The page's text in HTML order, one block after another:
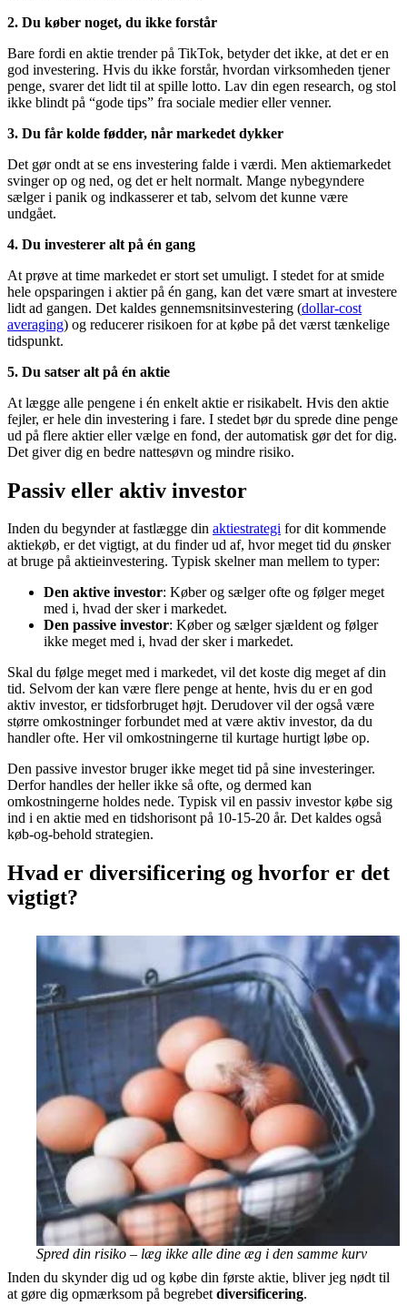
2. Du køber noget, du ikke forstår
Bare fordi en aktie trender på TikTok, betyder det ikke, at det er en
god investering. Hvis du ikke forstår, hvordan virksomheden tjener
penge, svarer det lidt til at spille lotto. Lav din egen research, og stol
ikke blindt på “gode tips” fra sociale medier eller venner.
3. Du får kolde fødder, når markedet dykker
Det gør ondt at se ens investering falde i værdi. Men aktiemarkedet
svinger op og ned, og det er helt normalt. Mange nybegyndere
sælger i panik og indkasserer et tab, selvom det kunne være
undgået.
4. Du investerer alt på én gang
At prøve at time markedet er stort set umuligt. I stedet for at smide
hele opsparingen i aktier på én gang, kan det være smart at investere
lidt ad gangen. Det kaldes gennemsnitsinvestering (dollar-cost
averaging) og reducerer risikoen for at købe på det værst tænkelige
tidspunkt.
5. Du satser alt på én aktie
At lægge alle pengene i én enkelt aktie er risikabelt. Hvis den aktie
fejler, er hele din investering i fare. I stedet bør du sprede dine penge
ud på flere aktier eller vælge en fond, der automatisk gør det for dig.
Det giver dig en bedre nattesøvn og mindre risiko.
Passiv eller aktiv investor
Inden du begynder at fastlægge din aktiestrategi for dit kommende
aktiekøb, er det vigtigt, at du finder ud af, hvor meget tid du ønsker
at bruge på aktieinvestering. Typisk skelner man mellem to typer:
Den aktive investor: Køber og sælger ofte og følger meget
med i, hvad der sker i markedet.
Den passive investor: Køber og sælger sjældent og følger
ikke meget med i, hvad der sker i markedet.
Skal du følge meget med i markedet, vil det koste dig meget af din
tid. Selvom der kan være flere penge at hente, hvis du er en god
aktiv investor, er tidsforbruget højt. Derudover vil der også være
større omkostninger forbundet med at være aktiv investor, da du
handler ofte. Her vil omkostningerne til kurtage hurtigt løbe op.
Den passive investor bruger ikke meget tid på sine investeringer.
Derfor handles der heller ikke så ofte, og dermed kan
omkostningerne holdes nede. Typisk vil en passiv investor købe sig
ind i en aktie med en tidshorisont på 10-15-20 år. Det kaldes også
køb-og-behold strategien.
Hvad er diversificering og hvorfor er det
vigtigt?
Spred din risiko – læg ikke alle dine æg i den samme kurv
Inden du skynder dig ud og købe din første aktie, bliver jeg nødt til
at gøre dig opmærksom på begrebet diversificering.